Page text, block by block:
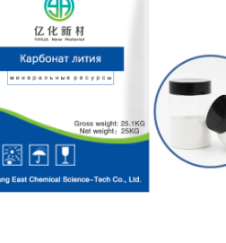
но если распределение
могли добиться
фракций,
Перемешивание,
пытаются решить за счет
line контроль, позволяющий
работать в столь